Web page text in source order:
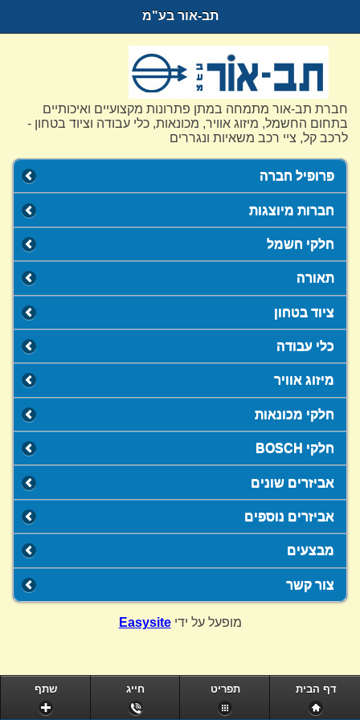
תב-אור בע"מ
חברת תב-אור מתמחה במתן פתרונות מקצועיים ואיכותיים
בתחום החשמל, מיזוג אוויר, מכונאות, כלי עבודה וציוד בטחון -
לרכב קל, ציי רכב משאיות ונגררים
פרופיל חברה
חברות מיוצגות
חלקי חשמל
תאורה
ציוד בטחון
כלי עבודה
מיזוג אוויר
חלקי מכונאות
חלקי BOSCH
אביזרים שונים
אביזרים נוספים
מבצעים
צור קשר
מופעל על ידיEasysite
שתף חייג תפריט דף הבית